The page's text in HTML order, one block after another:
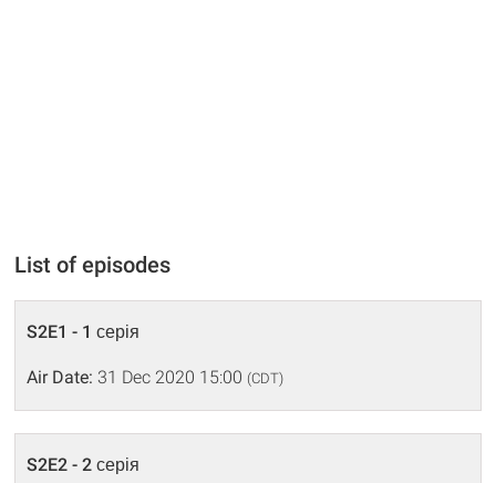
List of episodes
S2E1 - 1 серія
Air Date: 31 Dec 2020 15:00 (CDT)
S2E2 - 2 серія